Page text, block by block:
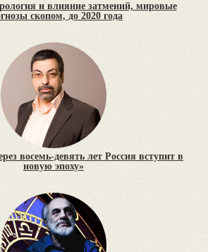
и влияние затмений, мировые
скопом, до 2020 года
восемь-девять лет Россия вступит в
новую эпоху»